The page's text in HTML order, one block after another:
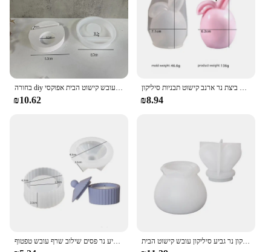
₪10.62 ₪8.94
גביע נר פסים שילוב שרף עובש טפטוף diy עם מכסה אחסון גבס סיליקון עובש קישוט הבית קישוט קישוטים אחסון ארנבת אחסון תיבת שילוב נר שרף יורד עובש חתוך לידות תחרה גביע סיליקון נר גביע סיליקון עובש קישוט הבית